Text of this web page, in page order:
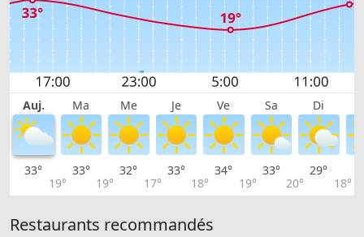
Auj. Ma Me Je Ve Sa Di
33°
19°
33°
19°
32°
17°
33°
18°
34°
19°
33°
20°
29°
18°
Restaurants recommandés